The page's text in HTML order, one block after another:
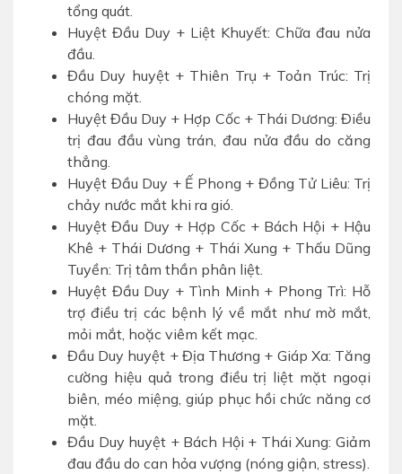
tổng quát.
Huyệt Đầu Duy + Liệt Khuyết: Chữa đau nửa
đầu.
Đầu Duy huyệt + Thiên Trụ + Toản Trúc: Trị
chóng mặt.
Huyệt Đầu Duy + Hợp Cốc + Thái Dương: Điều
trị đau đầu vùng trán, đau nửa đầu do căng
thẳng.
Huyệt Đầu Duy + Ế Phong + Đồng Tử Liêu: Trị
chảy nước mắt khi ra gió.
Huyệt Đầu Duy + Hợp Cốc + Bách Hội + Hậu
Khê + Thái Dương + Thái Xung + Thấu Dũng
Tuyền: Trị tâm thần phân liệt.
Huyệt Đầu Duy + Tình Minh + Phong Trì: Hỗ
trợ điều trị các bệnh lý về mắt như mờ mắt,
mỏi mắt, hoặc viêm kết mạc.
Đầu Duy huyệt + Địa Thương + Giáp Xa: Tăng
cường hiệu quả trong điều trị liệt mặt ngoại
biên, méo miệng, giúp phục hồi chức năng cơ
mặt.
Đầu Duy huyệt + Bách Hội + Thái Xung: Giảm
đau đầu do can hỏa vượng (nóng giận, stress).